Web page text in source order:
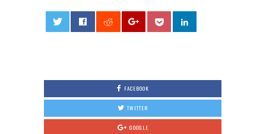
FACEBOOK
TWITTER
GOOGLE